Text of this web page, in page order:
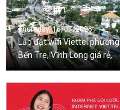
Thursday, 16/07/2026
Lắp đặt wifi Viettel phường
Bến Tre, Vĩnh Long giá rẻ,
nhiều ưu đãi